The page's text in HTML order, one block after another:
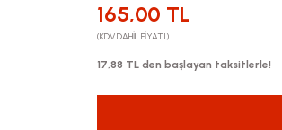
165,00 TL
(KDV DAHİL FİYATI)
17,88 TL den başlayan taksitlerle!